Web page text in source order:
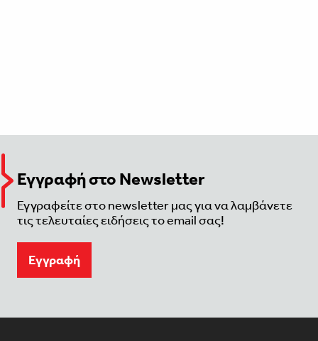
Εγγραφή στο Newsletter
Εγγραφείτε στο newsletter μας για να λαμβάνετε
τις τελευταίες ειδήσεις το email σας!
Eγγραφή